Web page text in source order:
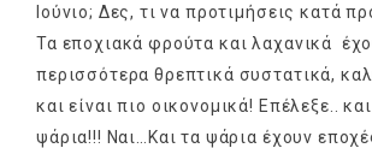
Ιούνιο; Δες, τι να προτιμήσεις κατά
Τα εποχιακά φρούτα και λαχανικά
περισσότερα θρεπτικά συστατικά,
και είναι πιο οικονομικά! Επέλεξε..
ψάρια!!! Ναι…Και τα ψάρια έχουν